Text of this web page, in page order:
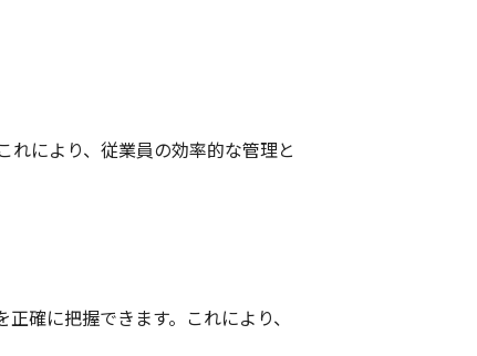
れにより、従業員の効率的な管理と
確に把握できます。これにより、